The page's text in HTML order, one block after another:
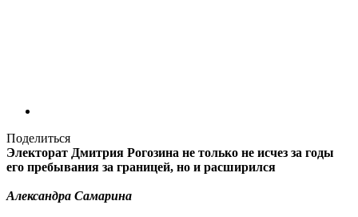
Поделиться
Электорат Дмитрия Рогозина не только не исчез за годы
его пребывания за границей, но и расширился
Александра Самарина